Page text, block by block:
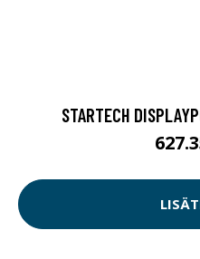
STARTECH